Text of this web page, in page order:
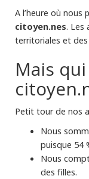
A l’heure où nous
citoyen.nes. Les
territoriales et
Mais
Petit tour de nos
Nous
puisque 54
Nous
des filles.